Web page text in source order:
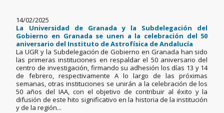
14/02/2025
La Universidad de Granada y la Subdelegación del
Gobierno en Granada se unen a la celebración del 50
aniversario del Instituto de Astrofísica de Andalucía
La UGR y la Subdelegación de Gobierno en Granada han sido
las primeras instituciones en respaldar el 50 aniversario del
centro de investigación, firmando su adhesión los días 13 y 14
de febrero, respectivamente A lo largo de las próximas
semanas, otras instituciones se unirán a la celebración de los
50 años del IAA, con el objetivo de contribuir al éxito y la
difusión de este hito significativo en la historia de la institución
y de la región...